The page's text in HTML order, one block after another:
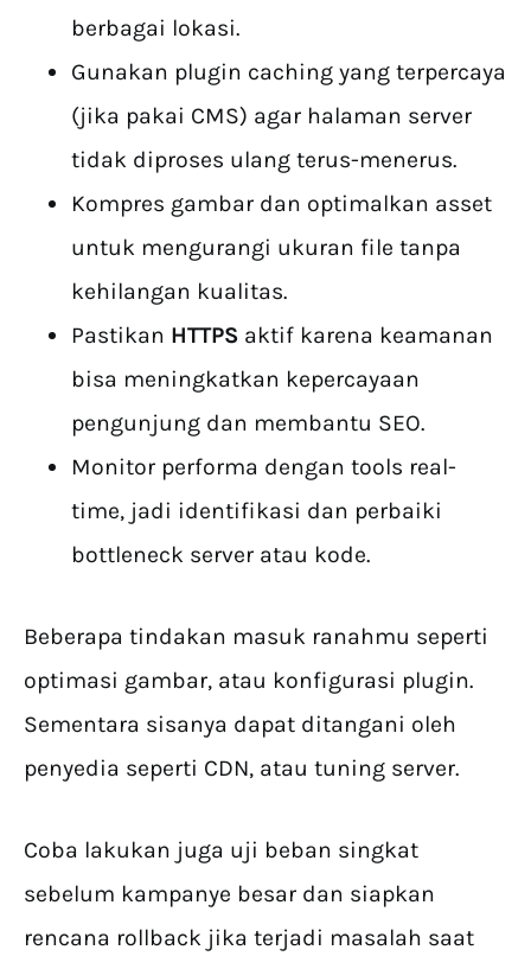
berbagai lokasi.
Gunakan plugin caching yang terpercaya
(jika pakai CMS) agar halaman server
tidak diproses ulang terus-menerus.
Kompres gambar dan optimalkan asset
untuk mengurangi ukuran file tanpa
kehilangan kualitas.
Pastikan HTTPS aktif karena keamanan
bisa meningkatkan kepercayaan
pengunjung dan membantu SEO.
Monitor performa dengan tools real-
time, jadi identifikasi dan perbaiki
bottleneck server atau kode.
Beberapa tindakan masuk ranahmu seperti
optimasi gambar, atau konfigurasi plugin.
Sementara sisanya dapat ditangani oleh
penyedia seperti CDN, atau tuning server.
Coba lakukan juga uji beban singkat
sebelum kampanye besar dan siapkan
rencana rollback jika terjadi masalah saat